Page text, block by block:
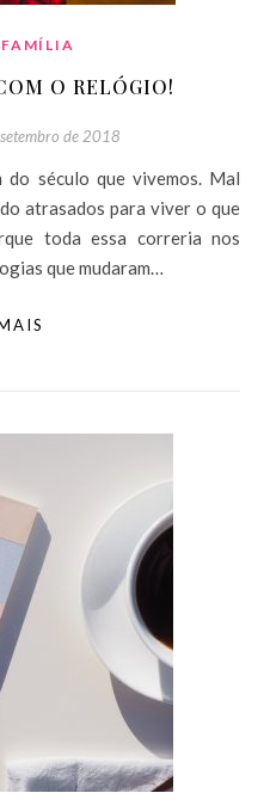
FAMÍLIA
O RELÓGIO!
de 2018
atrasados para viver o que
toda essa correria nos
que mudaram…